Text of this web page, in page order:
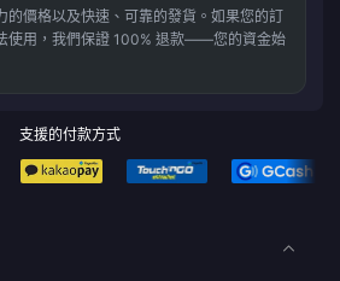
的價格以及快速、可靠的發貨。如果您的訂
使用，我們保證 100% 退款——您的資金始
支援的付款方式